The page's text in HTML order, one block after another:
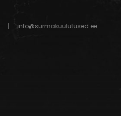
| info@surmakuulutused.ee